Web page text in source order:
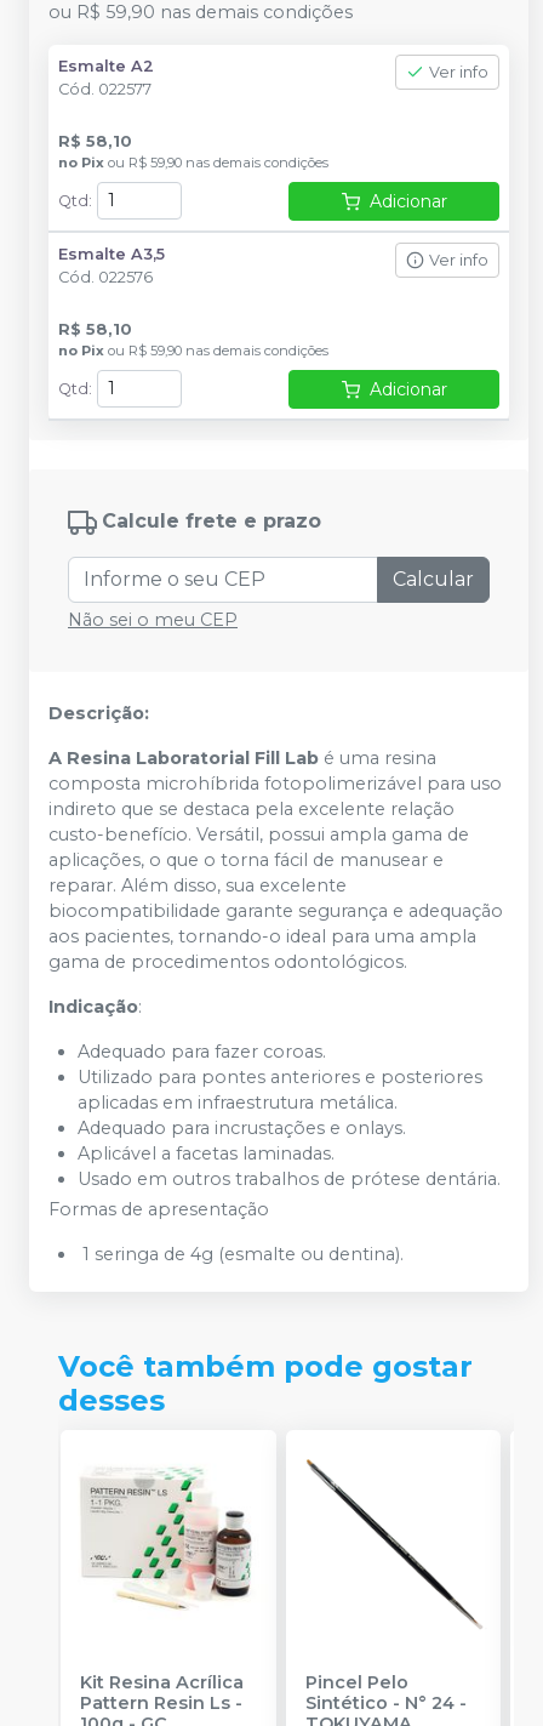
ou R$ 59,90 nas demais condições
Esmalte A2
Cód. 022577
Ver info
R$ 58,10
no Pix ou R$ 59,90 nas demais condições
Qtd : Adicionar
Esmalte A3,5
Cód. 022576
Ver info
R$ 58,10
no Pix ou R$ 59,90 nas demais condições
Qtd : Adicionar
Calcule frete e prazo
Calcular
Não sei o meu CEP
Descrição:
A Resina Laboratorial Fill Lab é uma resina
composta microhíbrida fotopolimerizável para uso
indireto que se destaca pela excelente relação
custo-benefício. Versátil, possui ampla gama de
aplicações, o que o torna fácil de manusear e
reparar. Além disso, sua excelente
biocompatibilidade garante segurança e adequação
aos pacientes, tornando-o ideal para uma ampla
gama de procedimentos odontológicos.
Indicação:
Adequado para fazer coroas.
Utilizado para pontes anteriores e posteriores
aplicadas em infraestrutura metálica.
Adequado para incrustações e onlays.
Aplicável a facetas laminadas.
Usado em outros trabalhos de prótese dentária.
Formas de apresentação
1 seringa de 4g (esmalte ou dentina).
Você também pode gostar
desses
Kit Resina Acrílica
Pattern Resin Ls -
Pincel Pelo
Sintético - N° 24-